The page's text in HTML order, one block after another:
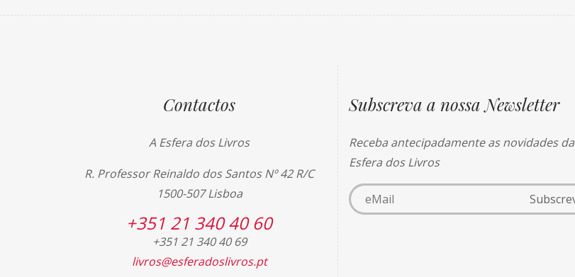
Contactos
A Esfera dos Livros
R. Professor Reinaldo dos Santos Nº 42 R/C
1500-507 Lisboa
+351 21 340 40 60
+351 21 340 40 69
livros@esferadoslivros.pt
Subscreva a nossa Newsletter
Receba antecipadamente as novidades da
Esfera dos Livros